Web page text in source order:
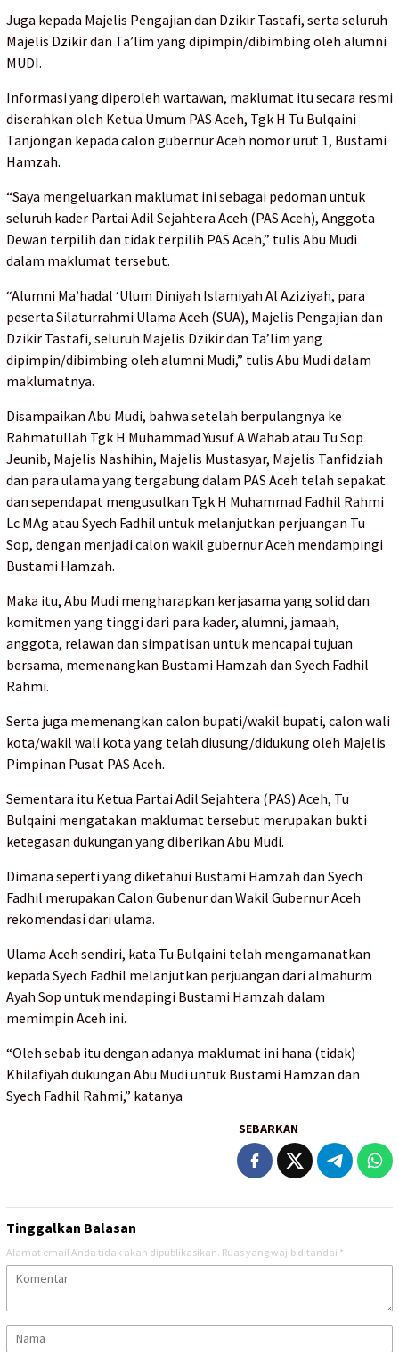
Juga kepada Majelis Pengajian dan Dzikir Tastafi, serta seluruh
Majelis Dzikir dan Ta’lim yang dipimpin/dibimbing oleh alumni
MUDI.
Informasi yang diperoleh wartawan, maklumat itu secara resmi
diserahkan oleh Ketua Umum PAS Aceh, Tgk H Tu Bulqaini
Tanjongan kepada calon gubernur Aceh nomor urut 1, Bustami
Hamzah.
“Saya mengeluarkan maklumat ini sebagai pedoman untuk
seluruh kader Partai Adil Sejahtera Aceh (PAS Aceh), Anggota
Dewan terpilih dan tidak terpilih PAS Aceh,” tulis Abu Mudi
dalam maklumat tersebut.
“Alumni Ma’hadal ‘Ulum Diniyah Islamiyah Al Aziziyah, para
peserta Silaturrahmi Ulama Aceh (SUA), Majelis Pengajian dan
Dzikir Tastafi, seluruh Majelis Dzikir dan Ta’lim yang
dipimpin/dibimbing oleh alumni Mudi,” tulis Abu Mudi dalam
maklumatnya.
Disampaikan Abu Mudi, bahwa setelah berpulangnya ke
Rahmatullah Tgk H Muhammad Yusuf A Wahab atau Tu Sop
Jeunib, Majelis Nashihin, Majelis Mustasyar, Majelis Tanfidziah
dan para ulama yang tergabung dalam PAS Aceh telah sepakat
dan sependapat mengusulkan Tgk H Muhammad Fadhil Rahmi
Lc MAg atau Syech Fadhil untuk melanjutkan perjuangan Tu
Sop, dengan menjadi calon wakil gubernur Aceh mendampingi
Bustami Hamzah.
Maka itu, Abu Mudi mengharapkan kerjasama yang solid dan
komitmen yang tinggi dari para kader, alumni, jamaah,
anggota, relawan dan simpatisan untuk mencapai tujuan
bersama, memenangkan Bustami Hamzah dan Syech Fadhil
Rahmi.
Serta juga memenangkan calon bupati/wakil bupati, calon wali
kota/wakil wali kota yang telah diusung/didukung oleh Majelis
Pimpinan Pusat PAS Aceh.
Sementara itu Ketua Partai Adil Sejahtera (PAS) Aceh, Tu
Bulqaini mengatakan maklumat tersebut merupakan bukti
ketegasan dukungan yang diberikan Abu Mudi.
Dimana seperti yang diketahui Bustami Hamzah dan Syech
Fadhil merupakan Calon Gubenur dan Wakil Gubernur Aceh
rekomendasi dari ulama.
Ulama Aceh sendiri, kata Tu Bulqaini telah mengamanatkan
kepada Syech Fadhil melanjutkan perjuangan dari almahurm
Ayah Sop untuk mendapingi Bustami Hamzah dalam
memimpin Aceh ini.
“Oleh sebab itu dengan adanya maklumat ini hana (tidak)
Khilafiyah dukungan Abu Mudi untuk Bustami Hamzan dan
Syech Fadhil Rahmi,” katanya
SEBARKAN
Tinggalkan Balasan
Alamat email Anda tidak akan dipublikasikan. Ruas yang wajib ditandai *